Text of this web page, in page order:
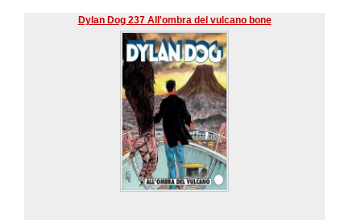
Dylan Dog 237 All'ombra del vulcano bone